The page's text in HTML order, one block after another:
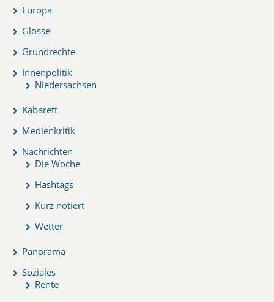
Europa
Glosse
Grundrechte
Innenpolitik
Niedersachsen
Kabarett
Medienkritik
Nachrichten
Die Woche
Hashtags
Kurz notiert
Wetter
Panorama
Soziales
Rente